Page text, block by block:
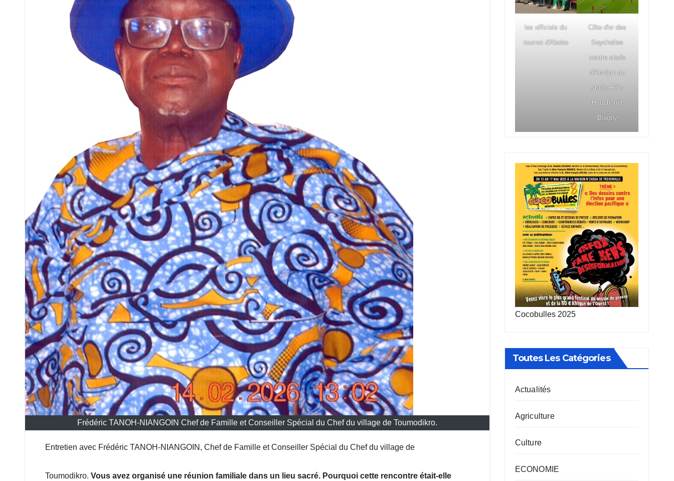
Frédéric TANOH-NIANGOIN Chef de Famille et Conseiller Spécial du Chef du village de Toumodikro.
Entretien avec Frédéric TANOH-NIANGOIN, Chef de Famille et Conseiller Spécial du Chef du village de
Toumodikro. Vous avez organisé une réunion familiale dans un lieu sacré. Pourquoi cette rencontre était-elle
les officiels du
tournoi d'Abobo
Côte d'or des
Seychelles
contre stade
d'Abidjan au
stade Félix
Houphouët
Boigny
Cocobulles 2025
Toutes Les Catégories
Actualités
Agriculture
Culture
ECONOMIE